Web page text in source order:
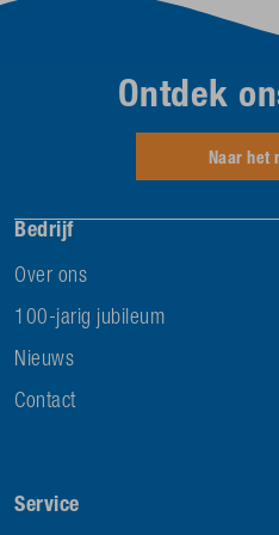
Bedrijf
Over ons
100-jarig jubileum
Nieuws
Contact
Service
Ontdek
Naar het